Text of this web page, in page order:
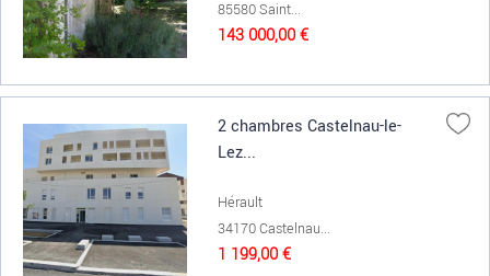
85580 Saint...
143 000,00 €
2 chambres Castelnau-le-
Lez...
Hérault
34170 Castelnau...
1 199,00 €